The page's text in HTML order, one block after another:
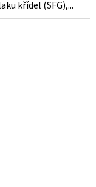
křídel (SFG),...